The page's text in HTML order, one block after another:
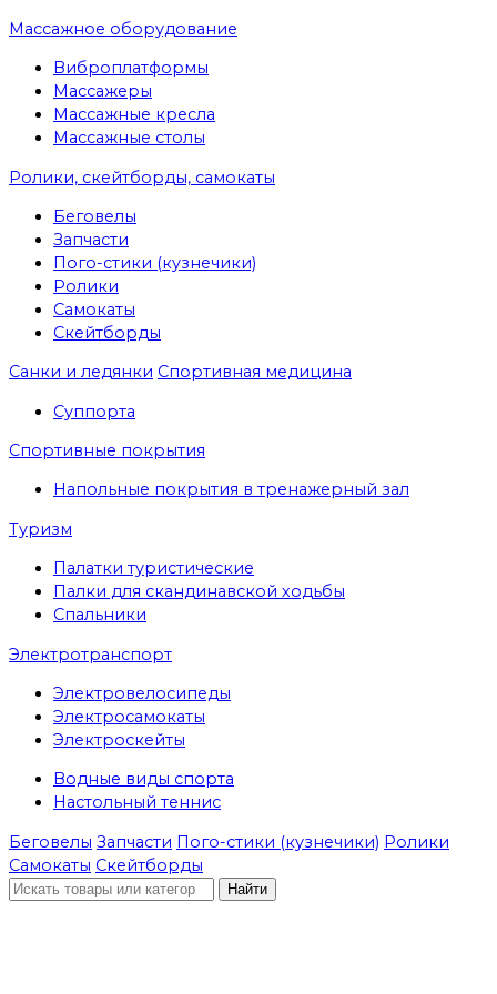
Массажное оборудование
Виброплатформы
Массажеры
Массажные кресла
Массажные столы
Ролики, скейтборды, самокаты
Беговелы
Запчасти
Пого-стики (кузнечики)
Ролики
Самокаты
Скейтборды
Санки и ледянки Спортивная медицина
Суппорта
Спортивные покрытия
Напольные покрытия в тренажерный зал
Туризм
Палатки туристические
Палки для скандинавской ходьбы
Спальники
Электротранспорт
Электровелосипеды
Электросамокаты
Электроскейты
Водные виды спорта
Настольный теннис
Беговелы Запчасти Пого-стики (кузнечики) Ролики
Самокаты Скейтборды
Найти